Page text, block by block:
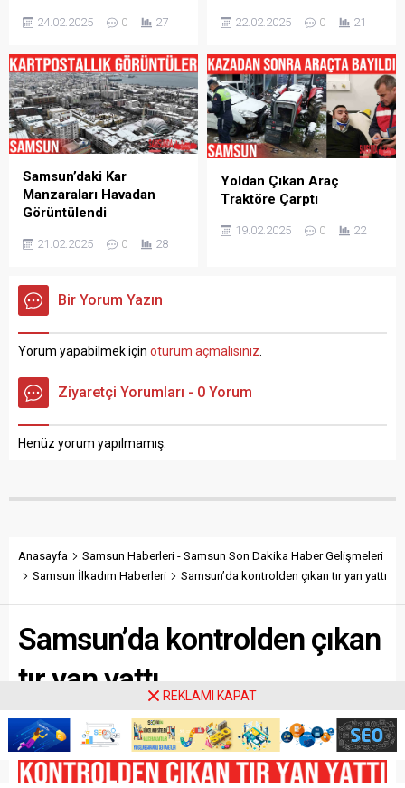
24.02.2025 0 27 22.02.2025 0 21
Samsun’daki Kar
Manzaraları Havadan
Görüntülendi
21.02.2025 0 28
Yoldan Çıkan Araç
Traktöre Çarptı
19.02.2025 0 22
Bir Yorum Yazın
Yorum yapabilmek için oturum açmalısınız
Ziyaretçi Yorumları - 0 Yorum
Henüz yorum yapılmamış.
Anasayfa
Samsun Haberleri - Samsun Son Dakika Haber Gelişmeleri
Samsun İlkadım Haberleri
Samsun’da kontrolden çıkan tır yan yattı
Samsun’da kontrolden çıkan
tır yan yattı
Paylaş Tweetle Gönder
REKLAMI KAPAT